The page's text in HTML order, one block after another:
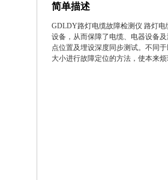
简单描述
GDLDY路灯电缆故障检测仪 路灯
设备，从而保障了电缆、电器设备
点位置及埋设深度同步测试。不同
大小进行故障定位的方法，使本来